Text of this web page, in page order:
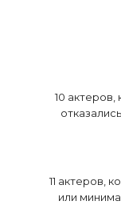
10
11 актеров,
или